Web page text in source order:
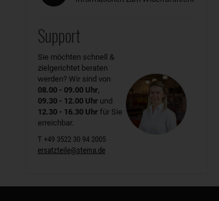
Support
Sie möchten schnell &
zielgerichtet beraten
werden? Wir sind von
08.00 - 09.00 Uhr,
09.30 - 12.00 Uhr und
12.30 - 16.30 Uhr für Sie
erreichbar.
T +49 3522 30 94 2005
ersatzteile@stema.de